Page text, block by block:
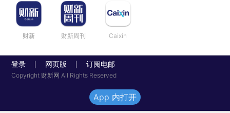
财新 财新周刊 Caixin
登录 网页版 订阅电邮
Copyright 财新网 All Rights Reserved
App 内打开